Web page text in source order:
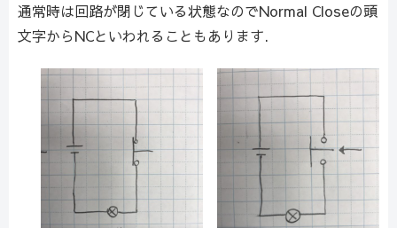
通常時は回路が閉じている状態なのでNormal Closeの頭
文字からNCといわれることもあります.